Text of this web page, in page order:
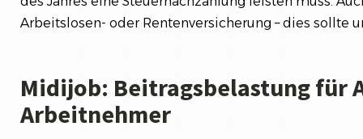
Arbeitslosen- oder Rentenversicherung – dies sollte
Midijob: Beitragsbelastung für
Arbeitnehmer